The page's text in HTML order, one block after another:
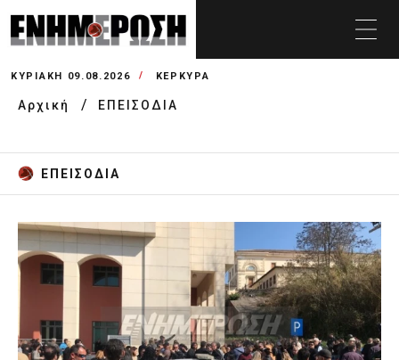
ΚΥΡΙΑΚΉ 09.08.2026 ΚΕΡΚΥΡΑ
Αρχική ΕΠΕΙΣΟΔΙΑ
ΕΠΕΙΣΟΔΙΑ